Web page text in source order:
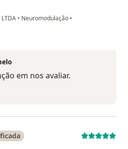
• Neuromodulação •
em nos avaliar.